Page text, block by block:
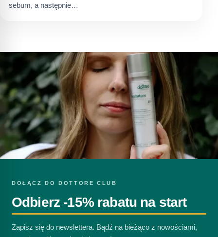
sebum, a następnie…
DOŁĄCZ DO DOTTORE CLUB
Odbierz -15% rabatu na start
Zapisz się do newslettera. Bądź na bieżąco z nowościami,